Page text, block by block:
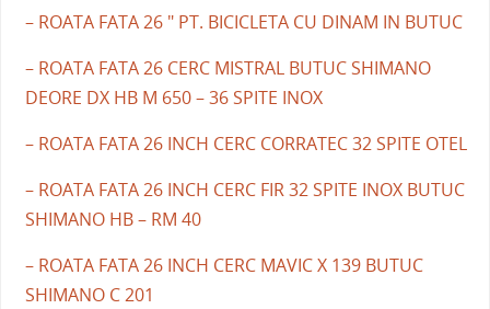
– ROATA FATA 26 " PT. BICICLETA CU DINAM IN BUTUC
– ROATA FATA 26 CERC MISTRAL BUTUC SHIMANO
DEORE DX HB M 650 – 36 SPITE INOX
– ROATA FATA 26 INCH CERC CORRATEC 32 SPITE OTEL
– ROATA FATA 26 INCH CERC FIR 32 SPITE INOX BUTUC
SHIMANO HB – RM 40
– ROATA FATA 26 INCH CERC MAVIC X 139 BUTUC
SHIMANO C 201